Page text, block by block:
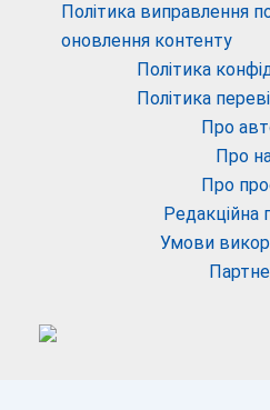
Політика виправлення
оновлення контенту
Політика
Політика
Про
Про
Про
Редакційна
Умови